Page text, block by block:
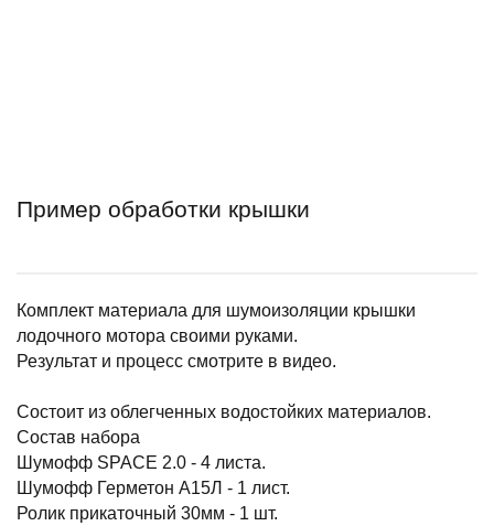
Пример обработки крышки
Комплект материала для шумоизоляции крышки
лодочного мотора своими руками.
Результат и процесс смотрите в видео.
Состоит из облегченных водостойких материалов.
Состав набора
Шумофф SPACE 2.0 - 4 листа.
Шумофф Герметон А15Л - 1 лист.
Ролик прикаточный 30мм - 1 шт.